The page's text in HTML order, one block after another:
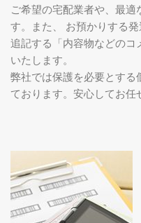
ご希望の宅配業者や、最適
す。また、 お預かりする
追記する「内容物などのコ
いたします。
弊社では保護を必要とする
ております。安心してお任